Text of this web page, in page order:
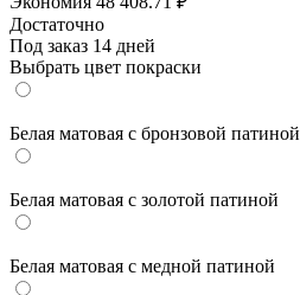
Достаточно
Под заказ 14 дней
Выбрать цвет покраски
Белая матовая с бронзовой патиной
Белая матовая с золотой патиной
Белая матовая с медной патиной